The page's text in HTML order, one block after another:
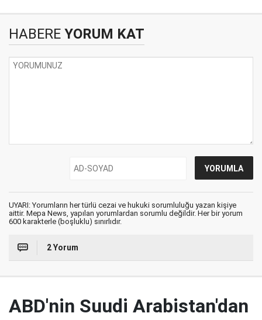
HABERE YORUM KAT
UYARI: Yorumların her türlü cezai ve hukuki sorumluluğu yazan kişiye
aittir. Mepa News, yapılan yorumlardan sorumlu değildir. Her bir yorum
600 karakterle (boşluklu) sınırlıdır.
2 Yorum
ABD'nin Suudi Arabistan'dan